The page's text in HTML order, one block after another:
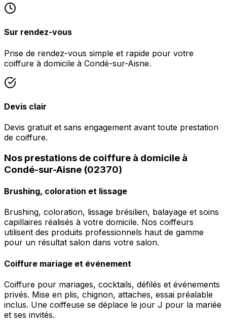
Sur rendez-vous
Prise de rendez-vous simple et rapide pour votre
coiffure à domicile à Condé-sur-Aisne.
Devis clair
Devis gratuit et sans engagement avant toute prestation
de coiffure.
Nos prestations de coiffure à domicile à
Condé-sur-Aisne (02370)
Brushing, coloration et lissage
Brushing, coloration, lissage brésilien, balayage et soins
capillaires réalisés à votre domicile. Nos coiffeurs
utilisent des produits professionnels haut de gamme
pour un résultat salon dans votre salon.
Coiffure mariage et événement
Coiffure pour mariages, cocktails, défilés et événements
privés. Mise en plis, chignon, attaches, essai préalable
inclus. Une coiffeuse se déplace le jour J pour la mariée
et ses invités.